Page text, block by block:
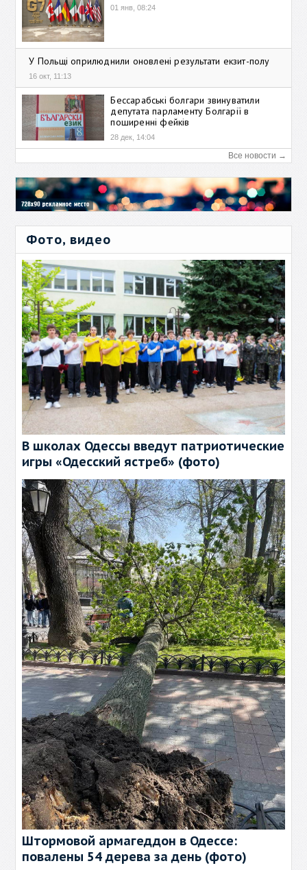
01 янв, 08:24
У Польщі оприлюднили оновлені результати екзит-полу
16 окт, 11:13
Бессарабські болгари звинуватили
депутата парламенту Болгарії в
поширенні фейків
28 дек, 14:04
Все новости →
Фото, видео
В школах Одессы введут патриотические
игры «Одесский ястреб» (фото)
Штормовой армагеддон в Одессе:
повалены 54 дерева за день (фото)